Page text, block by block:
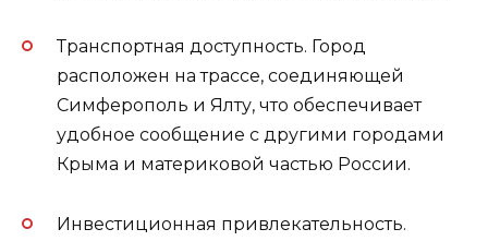
Транспортная доступность. Город
расположен на трассе, соединяющей
Симферополь и Ялту, что обеспечивает
удобное сообщение с другими городами
Крыма и материковой частью России.
Инвестиционная привлекательность.